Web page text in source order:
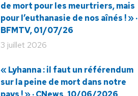
de mort pour les meurtriers, mais
pour l’euthanasie de nos aînés ! » ·
BFMTV, 01/07/26
3 juillet 2026
« Lyhanna : il faut un référendum
sur la peine de mort dans notre